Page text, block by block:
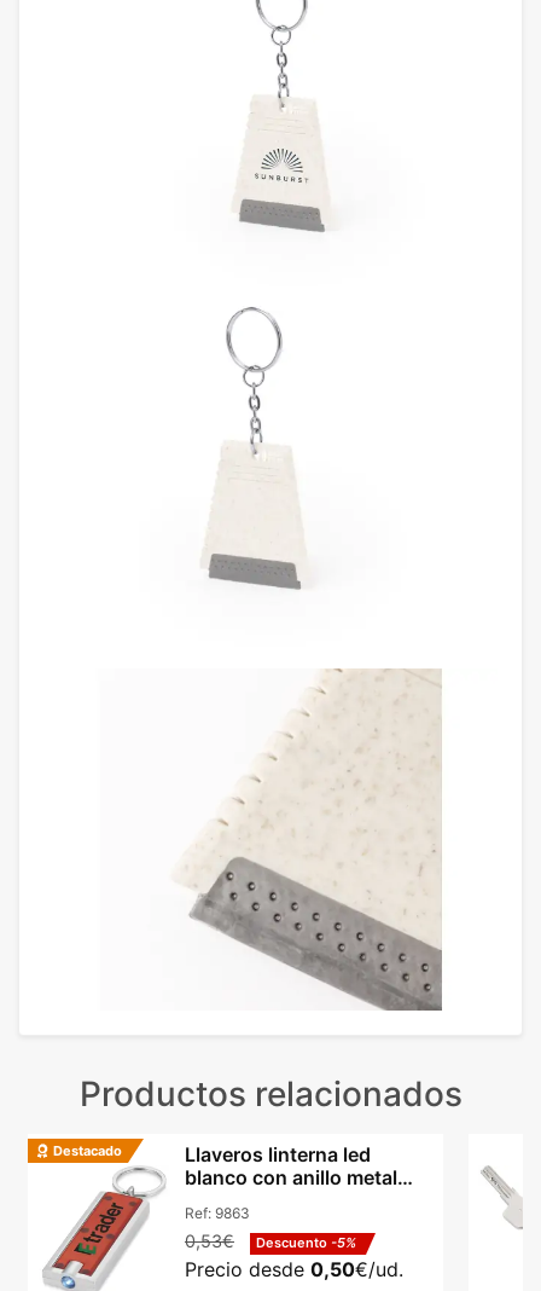
Productos relacionados
Destacado
Llaveros linterna led
blanco con anillo metal
Ref: 9863
0,53€ Descuento -5%
Precio desde 0,50€/ud.